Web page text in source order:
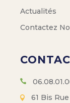
Actualités
Contactez
61 Bis